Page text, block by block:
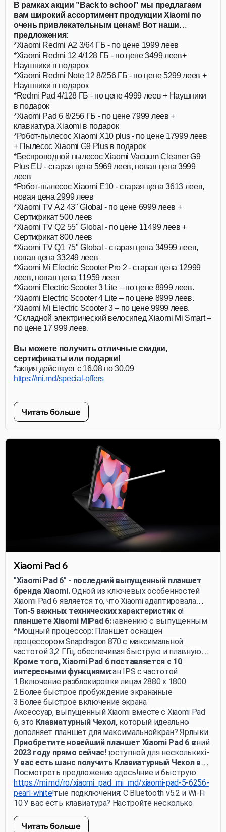
В рамках акции ”Back to school” мы предлагаем
вам широкий ассортимент продукции Xiaomi по
очень привлекательным ценам! Вот наши
предложения:
*Xiaomi Redmi A2 3/64 ГБ - по цене 1999 леев
*Xiaomi Redmi 12 4/128 ГБ - по цене 3499 леев+
Наушники в подарок
*Xiaomi Redmi Note 12 8/256 ГБ - по цене 5299 леев +
Наушники в подарок
*Redmi Pad 4/128 ГБ - по цене 4999 леев + Наушники
в подарок
*Xiaomi Pad 6 8/256 ГБ - по цене 7999 леев +
клавиатура Xiaomi в подарок
*Робот-пылесос Xiaomi X10 plus - по цене 17999 леев
+ Пылесос Xiaomi G9 Plus в подарок
*Беспроводной пылесос Xiaomi Vacuum Cleaner G9
Plus EU - старая цена 5969 леев, новая цена 3999
леев
*Робот-пылесос Xiaomi E10 - старая цена 3613 леев,
новая цена 2999 леев
*Xiaomi TV A2 43" Global - по цене 6999 леев +
Сертификат 500 леев
*Xiaomi TV Q2 55" Global - по цене 11499 леев +
Сертификат 800 леев
*Xiaomi TV Q1 75" Global - старая цена 34999 леев,
новая цена 33249 леев
*Xiaomi Mi Electric Scooter Pro 2 - старая цена 12999
леев, новая цена 11959 леев
*Xiaomi Electric Scooter 3 Lite – по цене 8999 леев.
*Xiaomi Electric Scooter 4 Lite – по цене 8999 леев.
*Xiaomi Mi Electric Scooter 3 – по цене 9999 леев.
*Складной электрический велосипед Xiaomi Mi Smart –
по цене 17 999 леев.
Вы можете получить отличные скидки,
сертификаты или подарки!
*акция действует с 16.08 по 30.09
https://mi.md/special-offers
Читать больше
Xiaomi Pad 6
"Xiaomi Pad 6" - последний выпущенный планшет
бренда Xiaomi.Одной из ключевых особенностей
Xiaomi Pad 6 является то, что Xiaomi адаптировала
свой интерфейс MIUI для более эффективной
работы на планшетах по сравнению с выпущенным
в прошлом году Xiaomi Pad 5.
Топ-5 важных технических характеристик о
планшете Xiaomi MiPad 6:
*Мощный процессор: Планшет оснащен
процессором Snapdragon 870 с максимальной
частотой 3,2 ГГц, обеспечивая быструю и плавную
пользовательскую работу.
*Впечатляющий экран: Экран IPS с частотой
обновления 144 Гц и разрешением 2880 x 1800
обеспечивает четкие и детализированные
изображения.
*Просторное хранилище: Со 256 ГБ внутренней
памяти и 8 ГБ оперативной памяти Xiaomi Pad 6
позволяет эффективно хранить данные и
одновременно использовать несколько приложений.
*Долгий срок службы аккумулятора: Аккумулятор Li-
Pol на 8840 мАч и быстрая зарядка на 33 Вт
обеспечивают долгое использование и быструю
перезарядку.
*Продвинутые подключения: С Bluetooth v5.2 и Wi-Fi
802.11 ax Xiaomi Pad 6 обеспечивает крепкое
миром.
Кроме того, Xiaomi Pad 6 поставляется с 10
интересными функциями:
1.Включение разблокировки лица
2.Более быстрое пробуждение экрана
3.Более быстрое включение экрана
4.Захват скриншота без нажатия кнопок
5.Легкое использование разделенных экранов
6.Что так же круто, как разделенный экран? Ярлыки
для разделенного экрана!
7.Сделайте видеопанель доступной для нескольких
приложений:
8.Очистите динамики
9.Умный перо - не только рисование и письмо...
прокрутка!
10.У вас есть клавиатура? Настройте несколько
Аксессуар, выпущенный Xiaomi вместе с Xiaomi Pad
6, это Клавиатурный Чехол,который идеально
дополняет планшет для максимальной
эффективности.
Приобретите новейший планшет Xiaomi Pad 6 в
2023 году прямо сейчас!
У вас есть шанс получить Клавиатурный Чехол в
ПОДАРОК!
*предложение действительно до 30.09.2023
Посмотреть предложение здесь!
https://mi.md/ro/xiaomi_pad_mi_md/xiaomi-pad-5-6256-
pearl-white
Читать больше